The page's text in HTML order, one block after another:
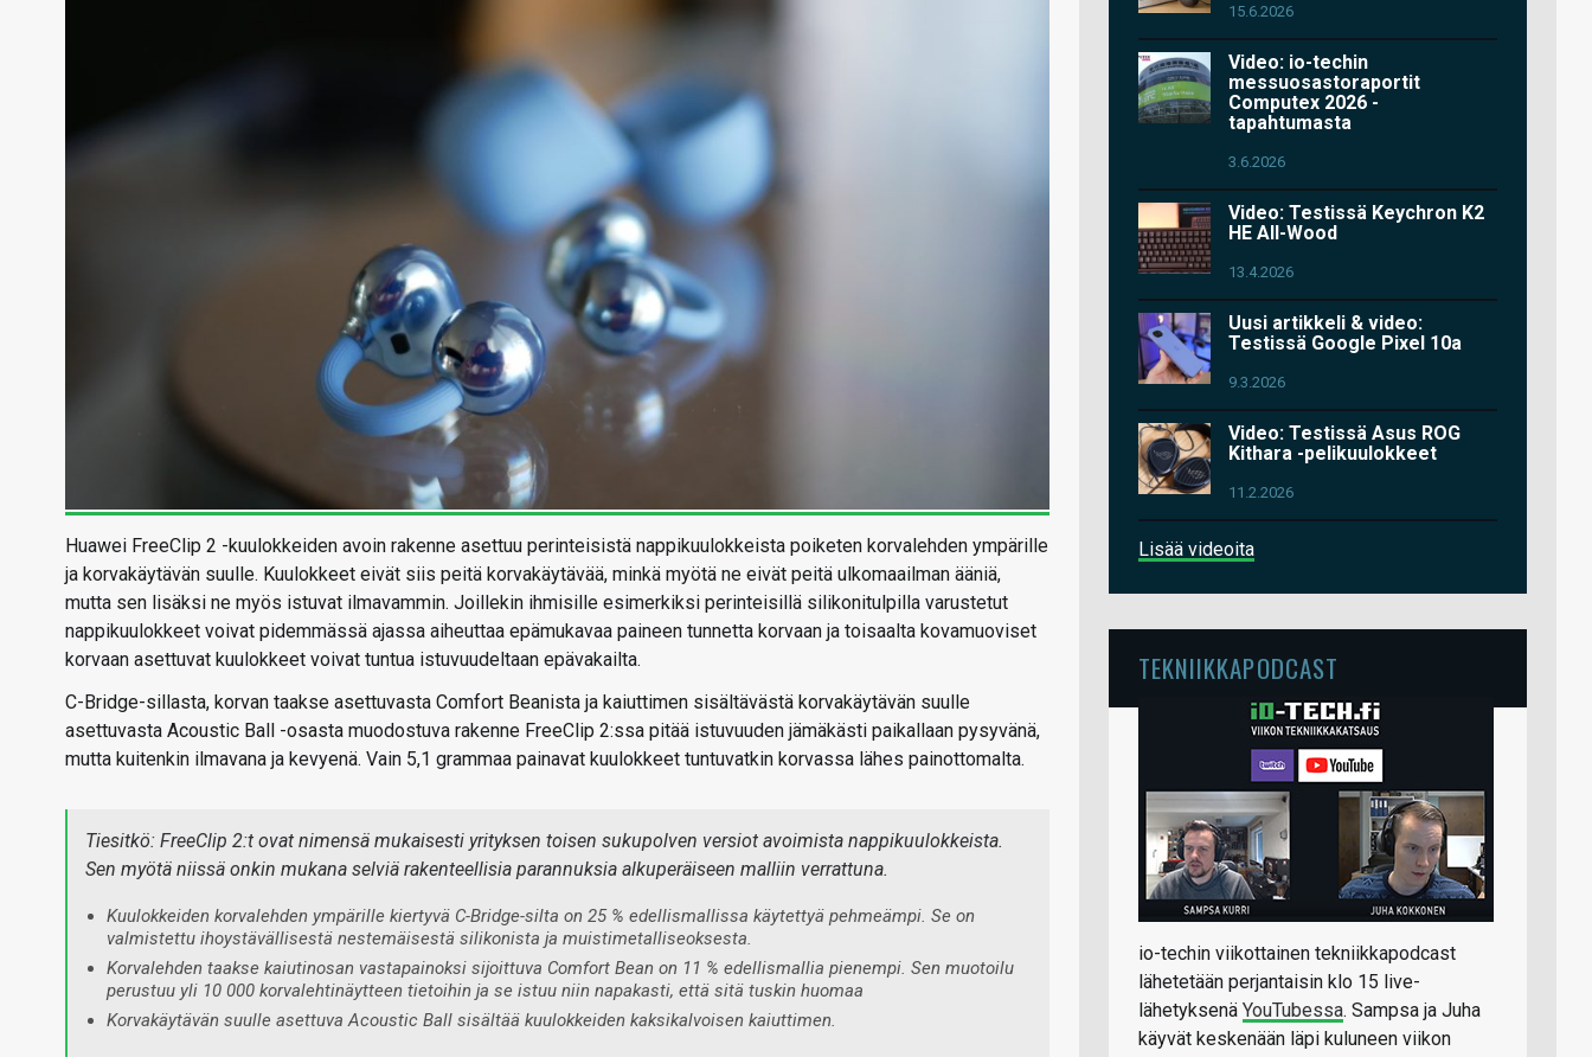
Huawei FreeClip 2 -kuulokkeiden avoin rakenne asettuu perinteisistä nappikuulokkeista poiketen korvalehden ympärille
ja korvakäytävän suulle. Kuulokkeet eivät siis peitä korvakäytävää, minkä myötä ne eivät peitä ulkomaailman ääniä,
mutta sen lisäksi ne myös istuvat ilmavammin. Joillekin ihmisille esimerkiksi perinteisillä silikonitulpilla varustetut
nappikuulokkeet voivat pidemmässä ajassa aiheuttaa epämukavaa paineen tunnetta korvaan ja toisaalta kovamuoviset
korvaan asettuvat kuulokkeet voivat tuntua istuvuudeltaan epävakailta.
C-Bridge-sillasta, korvan taakse asettuvasta Comfort Beanista ja kaiuttimen sisältävästä korvakäytävän suulle
asettuvasta Acoustic Ball -osasta muodostuva rakenne FreeClip 2:ssa pitää istuvuuden jämäkästi paikallaan pysyvänä,
mutta kuitenkin ilmavana ja kevyenä. Vain 5,1 grammaa painavat kuulokkeet tuntuvatkin korvassa lähes painottomalta.
Tiesitkö: FreeClip 2:t ovat nimensä mukaisesti yrityksen toisen sukupolven versiot avoimista nappikuulokkeista.
Sen myötä niissä onkin mukana selviä rakenteellisia parannuksia alkuperäiseen malliin verrattuna.
Kuulokkeiden korvalehden ympärille kiertyvä C-Bridge-silta on 25 % edellismallissa käytettyä pehmeämpi. Se on
valmistettu ihoystävällisestä nestemäisestä silikonista ja muistimetalliseoksesta.
Korvalehden taakse kaiutinosan vastapainoksi sijoittuva Comfort Bean on 11 % edellismallia pienempi. Sen muotoilu
perustuu yli 10 000 korvalehtinäytteen tietoihin ja se istuu niin napakasti, että sitä tuskin huomaa
Korvakäytävän suulle asettuva Acoustic Ball sisältää kuulokkeiden kaksikalvoisen kaiuttimen.
15.6.2026
Video: io-techin
messuosastoraportit
Computex 2026 -
tapahtumasta
3.6.2026
Video: Testissä Keychron K2
HE All-Wood
13.4.2026
Uusi artikkeli & video:
Testissä Google Pixel 10a
9.3.2026
Video: Testissä Asus ROG
Kithara -pelikuulokkeet
11.2.2026
Lisää videoita
TEKNIIKKAPODCAST
io-techin viikottainen tekniikkapodcast
lähetetään perjantaisin klo 15 live-
lähetyksenä YouTubessa. Sampsa ja Juha
käyvät keskenään läpi kuluneen viikon